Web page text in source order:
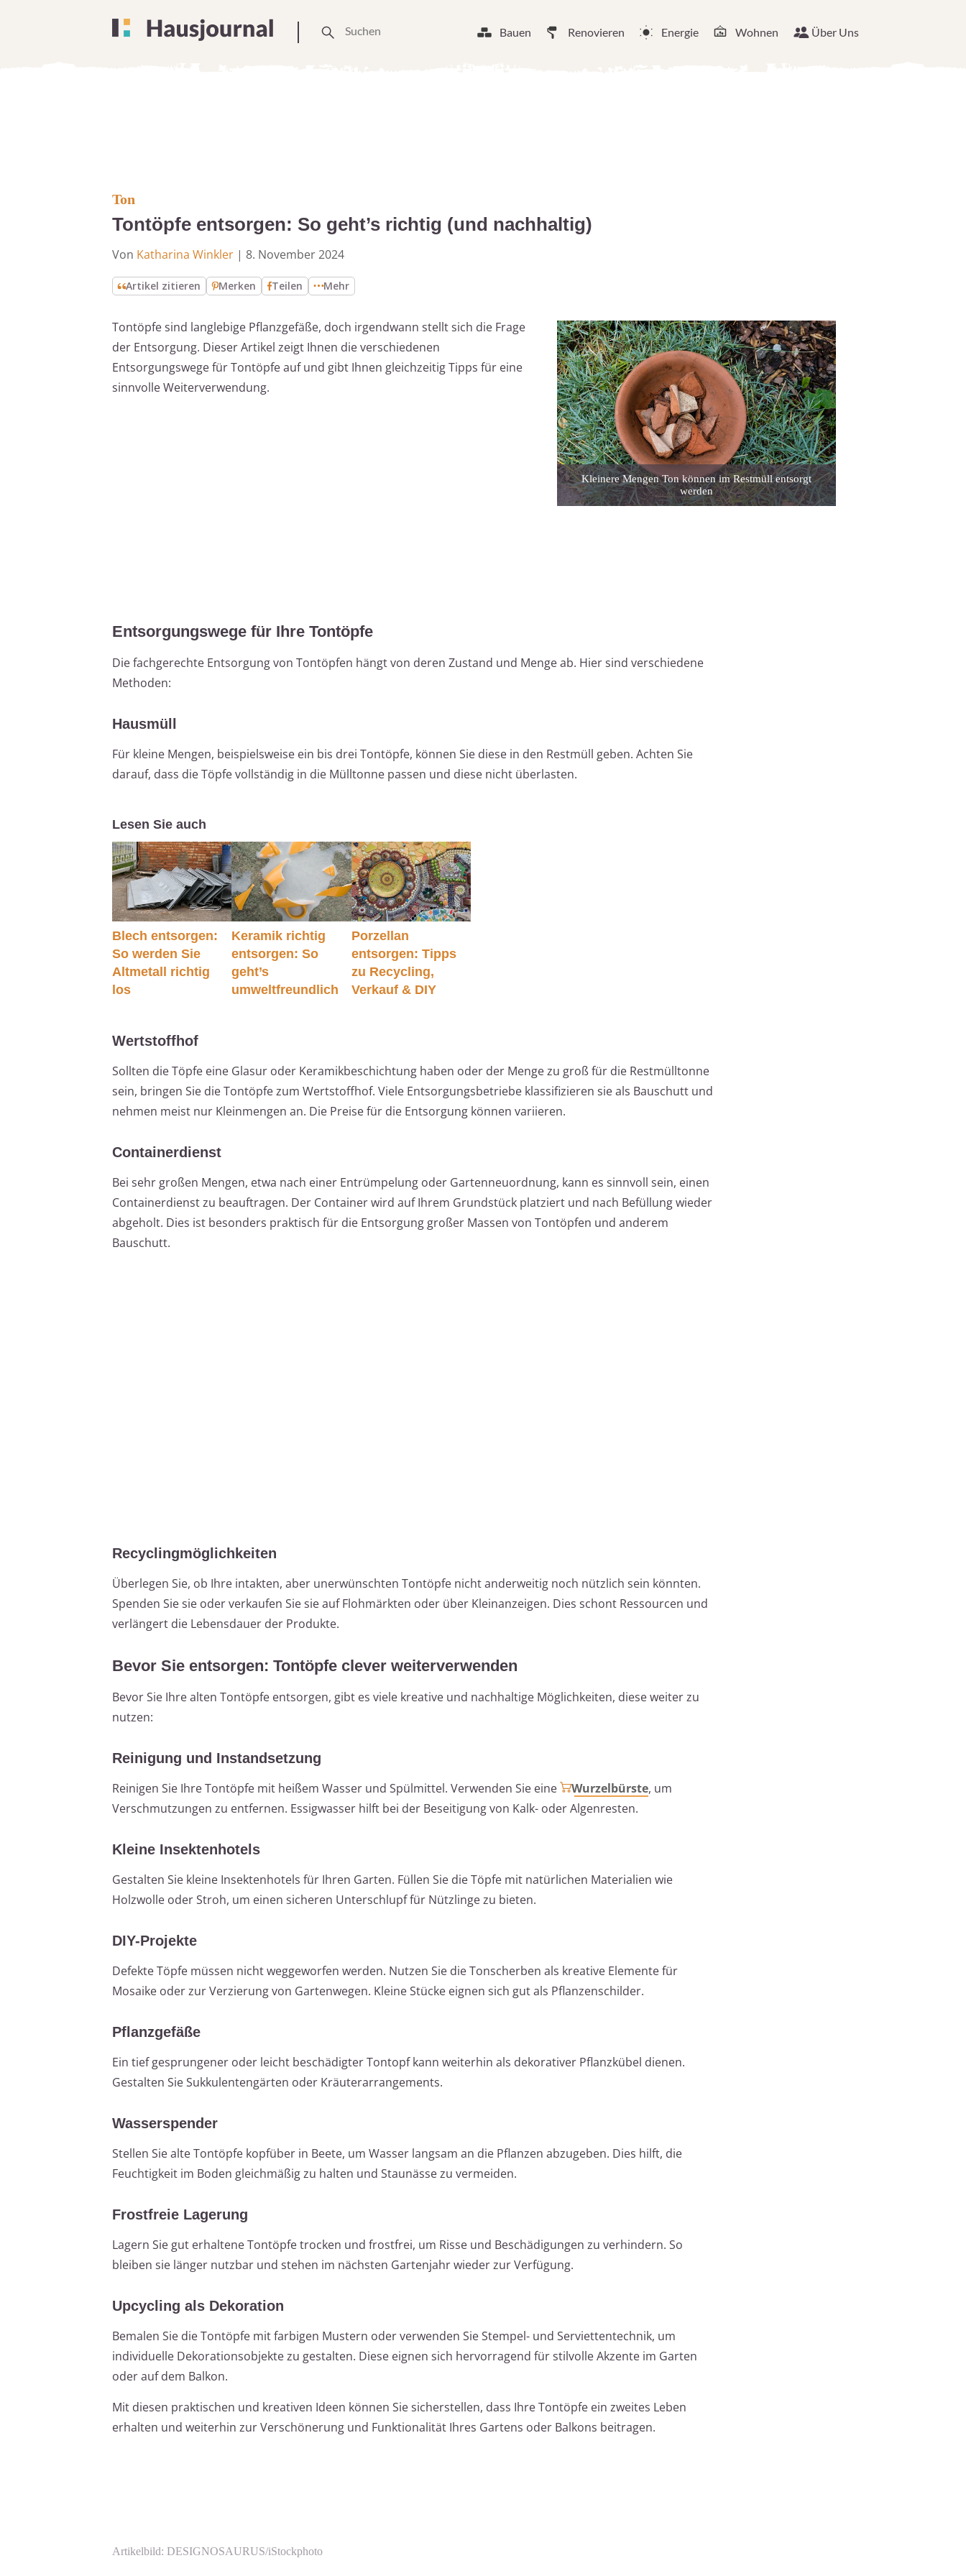
Bauen Renovieren Energie Wohnen Über Uns
Ton
Tontöpfe entsorgen: So geht’s richtig (und nachhaltig)
Von Katharina Winkler | 8. November 2024
Artikel zitieren Merken Teilen Mehr
Tontöpfe sind langlebige Pflanzgefäße, doch irgendwann stellt sich die Frage
der Entsorgung. Dieser Artikel zeigt Ihnen die verschiedenen
Entsorgungswege für Tontöpfe auf und gibt Ihnen gleichzeitig Tipps für eine
sinnvolle Weiterverwendung.
Kleinere Mengen Ton können im Restmüll entsorgt
werden
Entsorgungswege für Ihre Tontöpfe
Die fachgerechte Entsorgung von Tontöpfen hängt von deren Zustand und Menge ab. Hier sind verschiedene
Methoden:
Hausmüll
Für kleine Mengen, beispielsweise ein bis drei Tontöpfe, können Sie diese in den Restmüll geben. Achten Sie
darauf, dass die Töpfe vollständig in die Mülltonne passen und diese nicht überlasten.
Lesen Sie auch
Blech entsorgen:
So werden Sie
Altmetall richtig
los
Keramik richtig
entsorgen: So
geht’s
umweltfreundlich
Porzellan
entsorgen: Tipps
zu Recycling,
Verkauf & DIY
Wertstoffhof
Sollten die Töpfe eine Glasur oder Keramikbeschichtung haben oder der Menge zu groß für die Restmülltonne
sein, bringen Sie die Tontöpfe zum Wertstoffhof. Viele Entsorgungsbetriebe klassifizieren sie als Bauschutt und
nehmen meist nur Kleinmengen an. Die Preise für die Entsorgung können variieren.
Containerdienst
Bei sehr großen Mengen, etwa nach einer Entrümpelung oder Gartenneuordnung, kann es sinnvoll sein, einen
Containerdienst zu beauftragen. Der Container wird auf Ihrem Grundstück platziert und nach Befüllung wieder
abgeholt. Dies ist besonders praktisch für die Entsorgung großer Massen von Tontöpfen und anderem
Bauschutt.
Recyclingmöglichkeiten
Überlegen Sie, ob Ihre intakten, aber unerwünschten Tontöpfe nicht anderweitig noch nützlich sein könnten.
Spenden Sie sie oder verkaufen Sie sie auf Flohmärkten oder über Kleinanzeigen. Dies schont Ressourcen und
verlängert die Lebensdauer der Produkte.
Bevor Sie entsorgen: Tontöpfe clever weiterverwenden
Bevor Sie Ihre alten Tontöpfe entsorgen, gibt es viele kreative und nachhaltige Möglichkeiten, diese weiter zu
nutzen:
Reinigung und Instandsetzung
Reinigen Sie Ihre Tontöpfe mit heißem Wasser und Spülmittel. Verwenden Sie eine
Wurzelbürste, um
Verschmutzungen zu entfernen. Essigwasser hilft bei der Beseitigung von Kalk- oder Algenresten.
Kleine Insektenhotels
Gestalten Sie kleine Insektenhotels für Ihren Garten. Füllen Sie die Töpfe mit natürlichen Materialien wie
Holzwolle oder Stroh, um einen sicheren Unterschlupf für Nützlinge zu bieten.
DIY-Projekte
Defekte Töpfe müssen nicht weggeworfen werden. Nutzen Sie die Tonscherben als kreative Elemente für
Mosaike oder zur Verzierung von Gartenwegen. Kleine Stücke eignen sich gut als Pflanzenschilder.
Pflanzgefäße
Ein tief gesprungener oder leicht beschädigter Tontopf kann weiterhin als dekorativer Pflanzkübel dienen.
Gestalten Sie Sukkulentengärten oder Kräuterarrangements.
Wasserspender
Stellen Sie alte Tontöpfe kopfüber in Beete, um Wasser langsam an die Pflanzen abzugeben. Dies hilft, die
Feuchtigkeit im Boden gleichmäßig zu halten und Staunässe zu vermeiden.
Frostfreie Lagerung
Lagern Sie gut erhaltene Tontöpfe trocken und frostfrei, um Risse und Beschädigungen zu verhindern. So
bleiben sie länger nutzbar und stehen im nächsten Gartenjahr wieder zur Verfügung.
Upcycling als Dekoration
Bemalen Sie die Tontöpfe mit farbigen Mustern oder verwenden Sie Stempel- und Serviettentechnik, um
individuelle Dekorationsobjekte zu gestalten. Diese eignen sich hervorragend für stilvolle Akzente im Garten
oder auf dem Balkon.
Mit diesen praktischen und kreativen Ideen können Sie sicherstellen, dass Ihre Tontöpfe ein zweites Leben
erhalten und weiterhin zur Verschönerung und Funktionalität Ihres Gartens oder Balkons beitragen.
Artikelbild: DESIGNOSAURUS/iStockphoto